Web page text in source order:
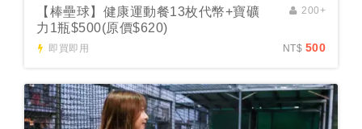
【棒壘球】健康運動餐13枚代幣+寶礦
力1瓶$500(原價$620)
即買即用
200+
NT$ 500